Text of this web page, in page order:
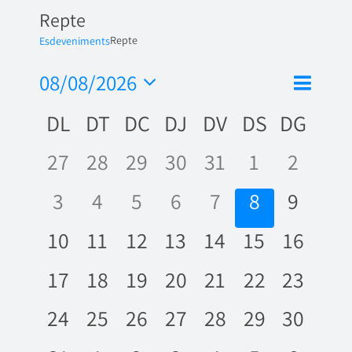
Repte
EsdevenimentsRepte
Vistes
de
Mes
08/08/2026
una
data.
Calendari
de
Esdeveniments
DL DT DC DJ DV DS DG
0
27
0
28
0
esdeveniments,
29
0
esdeveniments,
30
0
esdeveniments,
31
0
1
0
2
0
3
0
esdeveniments,
4
0
esdeveniments,
5
0
esdeveniments,
6
0
7
0
8
0
9
0
10
0
11
0
12
0
13
0
14
0
15
0
16
0
esdeveniments,
17
0
esdeveniments,
18
0
esdeveniments,
19
0
esdeveniments,
20
0
esdeveniments,
21
0
22
0
23
0
esdeveniments,
24
0
esdeveniments,
25
0
esdeveniments,
26
0
esdeveniments,
27
0
esdeveniments,
28
0
29
0
30